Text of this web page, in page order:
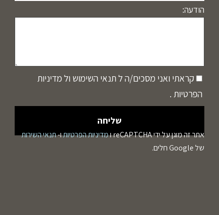
הודעה:
קראתי ואני מסכים/ה ל תנאי השימוש ול מדיניות
הפרטיות .
אתר זה מוגן על ידי reCAPTCHA ו מדיניות הפרטיותו-תנאי השירות
של Google חלים.